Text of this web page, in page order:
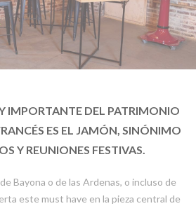
IMPORTANTE DEL PATRIMONIO
ES EL JAMÓN, SINÓNIMO
Y REUNIONES FESTIVAS.
Bayona o de las Ardenas, o incluso de
este must have en la pieza central de